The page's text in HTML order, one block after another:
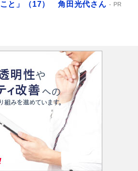
こと」（17） 角田光代さん
PR